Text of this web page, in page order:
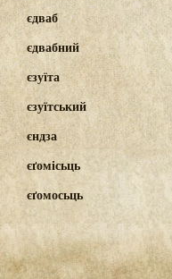
єдваб
єдвабний
єзуїта
єзуїтський
єндза
єґомісьць
єґомосьць